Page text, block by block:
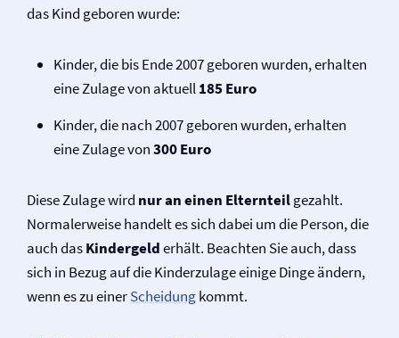
das Kind geboren wurde:
Kinder, die bis Ende 2007 geboren wurden, erhalten
eine Zulage von aktuell185 Euro
Kinder, die nach 2007 geboren wurden, erhalten
eine Zulage von300 Euro
Diese Zulage wird nur an einen Elternteilgezahlt.
Normaler­weise handelt es sich dabei um die Person, die
auch dasKindergelderhält. Beachten Sie auch, dass
sich in Bezug auf die Kinderzulage einige Dinge ändern,
wenn es zu einerScheidungkommt.